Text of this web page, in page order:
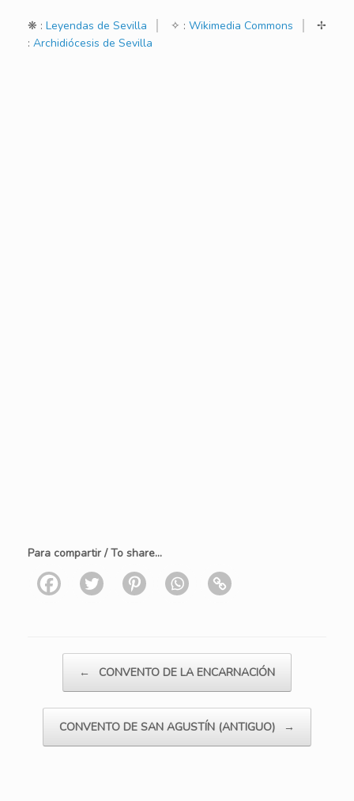
❋ : Leyendas de Sevilla ✧ : Wikimedia Commons
✢
: Archidiócesis de Sevilla
Para compartir / To share...
← CONVENTO DE LA ENCARNACIÓN
CONVENTO DE SAN AGUSTÍN (ANTIGUO) →